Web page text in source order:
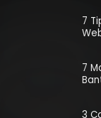
7
7
3